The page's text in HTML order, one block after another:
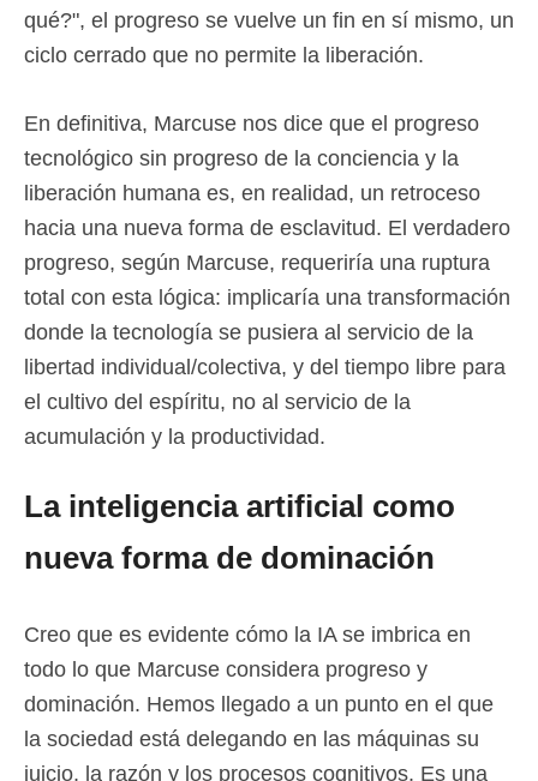
qué?", el progreso se vuelve un fin en sí mismo, un
ciclo cerrado que no permite la liberación.
En definitiva, Marcuse nos dice que el progreso
tecnológico sin progreso de la conciencia y la
liberación humana es, en realidad, un retroceso
hacia una nueva forma de esclavitud. El verdadero
progreso, según Marcuse, requeriría una ruptura
total con esta lógica: implicaría una transformación
donde la tecnología se pusiera al servicio de la
libertad individual/colectiva, y del tiempo libre para
el cultivo del espíritu, no al servicio de la
acumulación y la productividad.
La inteligencia artificial como
nueva forma de dominación
Creo que es evidente cómo la IA se imbrica en
todo lo que Marcuse considera progreso y
dominación. Hemos llegado a un punto en el que
la sociedad está delegando en las máquinas su
juicio, la razón y los procesos cognitivos. Es una